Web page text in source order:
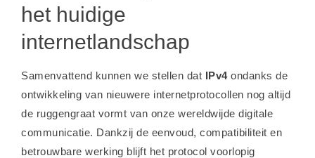
het huidige
internetlandschap
Samenvattend kunnen we stellen dat IPv4ondanks de
ontwikkeling van nieuwere internetprotocollen nog altijd
de ruggengraat vormt van onze wereldwijde digitale
communicatie. Dankzij de eenvoud, compatibiliteit en
betrouwbare werking blijft het protocol voorlopig